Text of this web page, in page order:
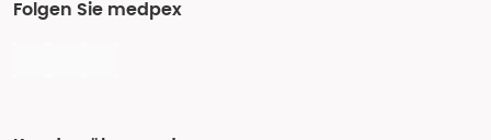
Folgen Sie medpex